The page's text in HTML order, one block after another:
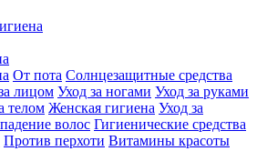
От пота Солнцезащитные средства
лицом Уход за ногами Уход за руками
телом Женская гигиена Уход за
волос Гигиенические средства
Против перхоти Витамины красоты